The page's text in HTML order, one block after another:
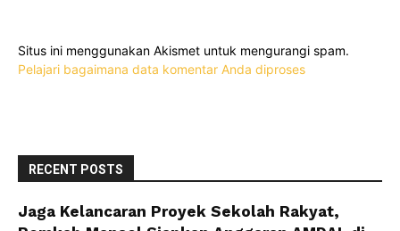
Situs ini menggunakan Akismet untuk mengurangi spam.
Pelajari bagaimana data komentar Anda diproses
RECENT POSTS
Jaga Kelancaran Proyek Sekolah Rakyat,